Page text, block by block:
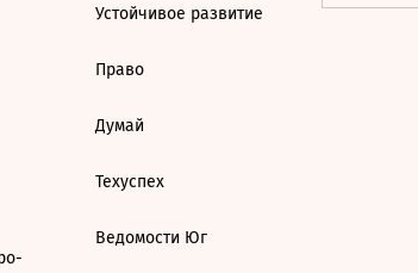
Устойчивое развитие
Право
Думай
Техуспех
Ведомости Юг